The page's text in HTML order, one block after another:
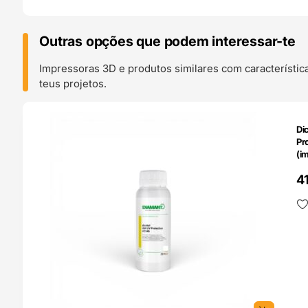
Outras opções que podem interessar-te
Impressoras 3D e produtos similares com
teus projetos.